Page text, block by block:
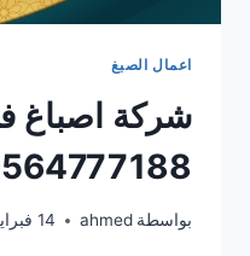
اعمال الصبغ
شركة اصباغ
0564777188 خدمة
بواسطة ahmed 14 فبراير، 2026